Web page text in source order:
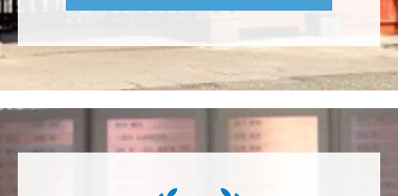
紺野 邦昭
解できるようになりました。パンフに出ている「重た
いドアの自動ドア化あるいは開閉しやすい折り戸化」
をはじめとして、身近なことでやらなければならない
ことはたくさんあると思います。お役に立てれば幸甚
です。 <障害のある学生や研究者の活躍応援基金>